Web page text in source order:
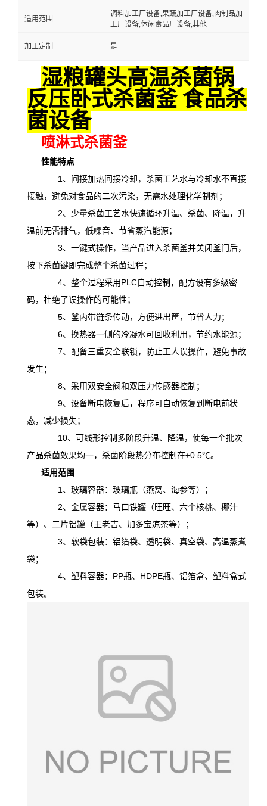
适用范围
调料加工厂设备,果蔬加工厂设备,肉制品加
工厂设备,休闲食品厂设备,其他
加工定制 是
湿粮罐头高温杀菌锅
反压卧式杀菌釜 食品杀
菌设备
喷淋式杀菌釜
性能特点
1、间接加热间接冷却，杀菌工艺水与冷却水不直接
接触，避免对食品的二次污染，无需水处理化学制剂；
2、少量杀菌工艺水快速循环升温、杀菌、降温，升
温前无需排气，低噪音、节省蒸汽能源；
3、一键式操作，当产品进入杀菌釜并关闭釜门后，
按下杀菌键即完成整个杀菌过程；
4、整个过程采用PLC自动控制，配方设有多级密
码，杜绝了误操作的可能性；
5、釜内带链条传动，方便进出筐，节省人力；
6、换热器一侧的冷凝水可回收利用，节约水能源；
7、配备三重安全联锁，防止工人误操作，避免事故
发生；
8、采用双安全阀和双压力传感器控制；
9、设备断电恢复后，程序可自动恢复到断电前状
态，减少损失；
10、可线形控制多阶段升温、降温， 使每一个批次
产品杀菌效果均一，杀菌阶段热分布控制在±0.5℃。
适用范围
1、玻璃容器：玻璃瓶（燕窝、海参等）；
2、金属容器：马口铁罐（旺旺、六个核桃、椰汁
等）、二片铝罐（王老吉、加多宝凉茶等）；
3、软袋包装：铝箔袋、透明袋、真空袋、高温蒸煮
袋；
4、塑料容器：PP瓶、HDPE瓶、铝箔盒、塑料盒式
包装。